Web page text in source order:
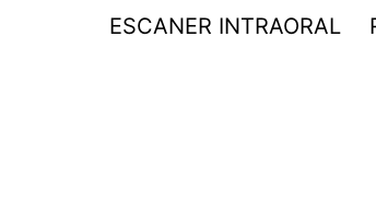
INVISALIGN
ESCANER INTRAORAL